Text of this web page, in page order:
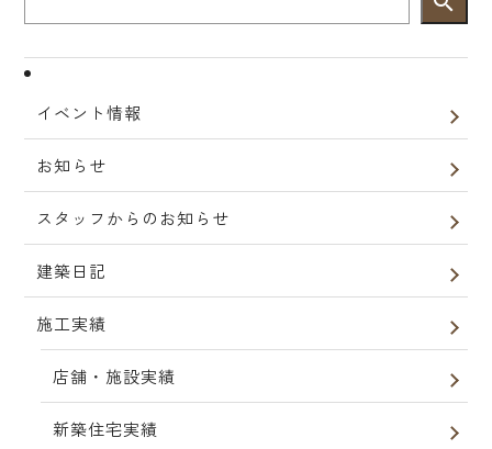
イベント情報
お知らせ
スタッフからのお知らせ
建築日記
施工実績
店舗・施設実績
新築住宅実績